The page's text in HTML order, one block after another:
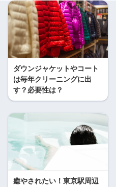
ダウンジャケットやコート
は毎年クリーニングに出
す？必要性は？
癒やされたい！東京駅周辺